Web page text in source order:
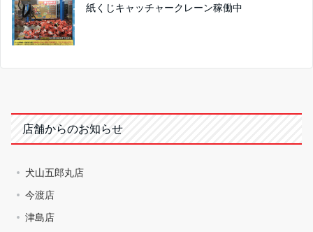
紙くじキャッチャークレーン稼働中
店舗からのお知らせ
犬山五郎丸店
今渡店
津島店